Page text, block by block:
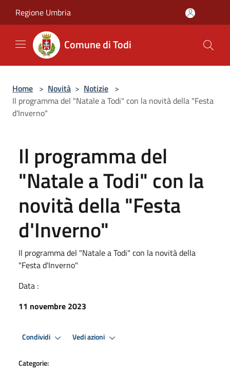
Regione Umbria
Comune di Todi
Home > Novità > Notizie >
Il programma del "Natale a Todi" con la novità della "Festa
d'Inverno"
Il programma del
"Natale a Todi" con la
novità della "Festa
d'Inverno"
Il programma del "Natale a Todi" con la novità della
"Festa d'Inverno"
Data :
11 novembre 2023
Condividi Vedi azioni
Categorie: